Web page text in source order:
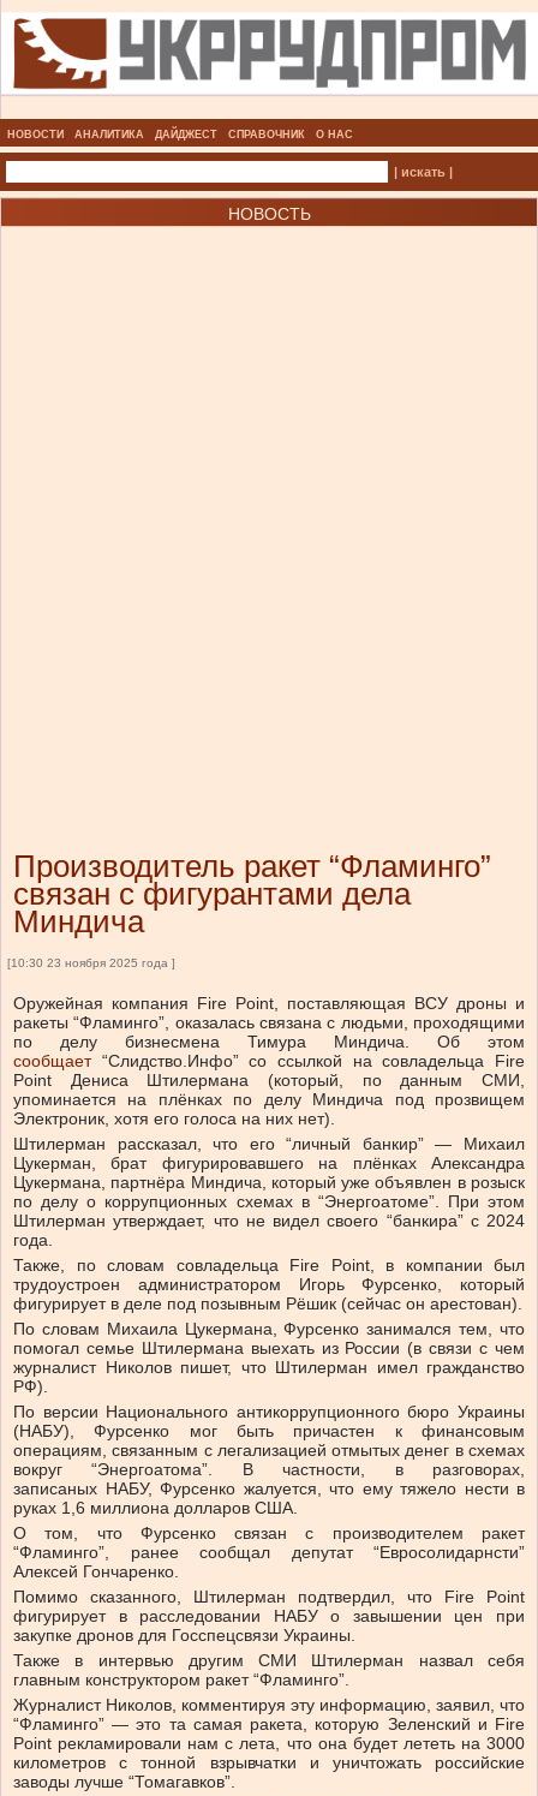
НОВОСТИ АНАЛИТИКА ДАЙДЖЕСТ СПРАВОЧНИК О НАС
| искать |
НОВОСТЬ
Производитель ракет “Фламинго”
связан с фигурантами дела
Миндича
[10:30 23 ноября 2025 года ]
Оружейная компания Fire Point, поставляющая ВСУ дроны и
ракеты “Фламинго”, оказалась связана с людьми, проходящими
по делу бизнесмена Тимура Миндича. Об этом
сообщает“Слидство.Инфо” со ссылкой на совладельца Fire
Point Дениса Штилермана (который, по данным СМИ,
упоминается на плёнках по делу Миндича под прозвищем
Электроник, хотя его голоса на них нет).
Штилерман рассказал, что его “личный банкир” — Михаил
Цукерман, брат фигурировавшего на плёнках Александра
Цукермана, партнёра Миндича, который уже объявлен в розыск
по делу о коррупционных схемах в “Энергоатоме”. При этом
Штилерман утверждает, что не видел своего “банкира” с 2024
года.
Также, по словам совладельца Fire Point, в компании был
трудоустроен администратором Игорь Фурсенко, который
фигурирует в деле под позывным Рёшик (сейчас он арестован).
По словам Михаила Цукермана, Фурсенко занимался тем, что
помогал семье Штилермана выехать из России (в связи с чем
журналист Николов пишет, что Штилерман имел гражданство
РФ).
По версии Национального антикоррупционного бюро Украины
(НАБУ), Фурсенко мог быть причастен к финансовым
операциям, связанным с легализацией отмытых денег в схемах
вокруг “Энергоатома”. В частности, в разговорах,
записаных НАБУ, Фурсенко жалуется, что ему тяжело нести в
руках 1,6 миллиона долларов США.
О том, что Фурсенко связан с производителем ракет
“Фламинго”, ранее сообщал депутат “Евросолидарнсти”
Алексей Гончаренко.
Помимо сказанного, Штилерман подтвердил, что Fire Point
фигурирует в расследовании НАБУ о завышении цен при
закупке дронов для Госспецсвязи Украины.
Также в интервью другим СМИ Штилерман назвал себя
главным конструктором ракет “Фламинго”.
Журналист Николов, комментируя эту информацию, заявил, что
“Фламинго” — это та самая ракета, которую Зеленский и Fire
Point рекламировали нам с лета, что она будет лететь на 3000
километров с тонной взрывчатки и уничтожать российские
заводы лучше “Томагавков”.